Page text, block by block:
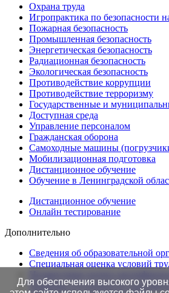
Охрана труда
Игропрактика по безопасности
Пожарная безопасность
Промышленная безопасность
Энергетическая безопасность
Радиационная безопасность
Экологическая безопасность
Противодействие коррупции
Противодействие терроризму
Государственные и
Доступная среда
Управление персоналом
Гражданская оборона
Самоходные машины
Мобилизационная подготовка
Дистанционное обучение
Обучение в Ленинградской
Дистанционное обучение
Онлайн тестирование
Дополнительно
Сведения об образовательной
Cпециальная оценка условий
Проверка подлинности
Для обеспечения высокого